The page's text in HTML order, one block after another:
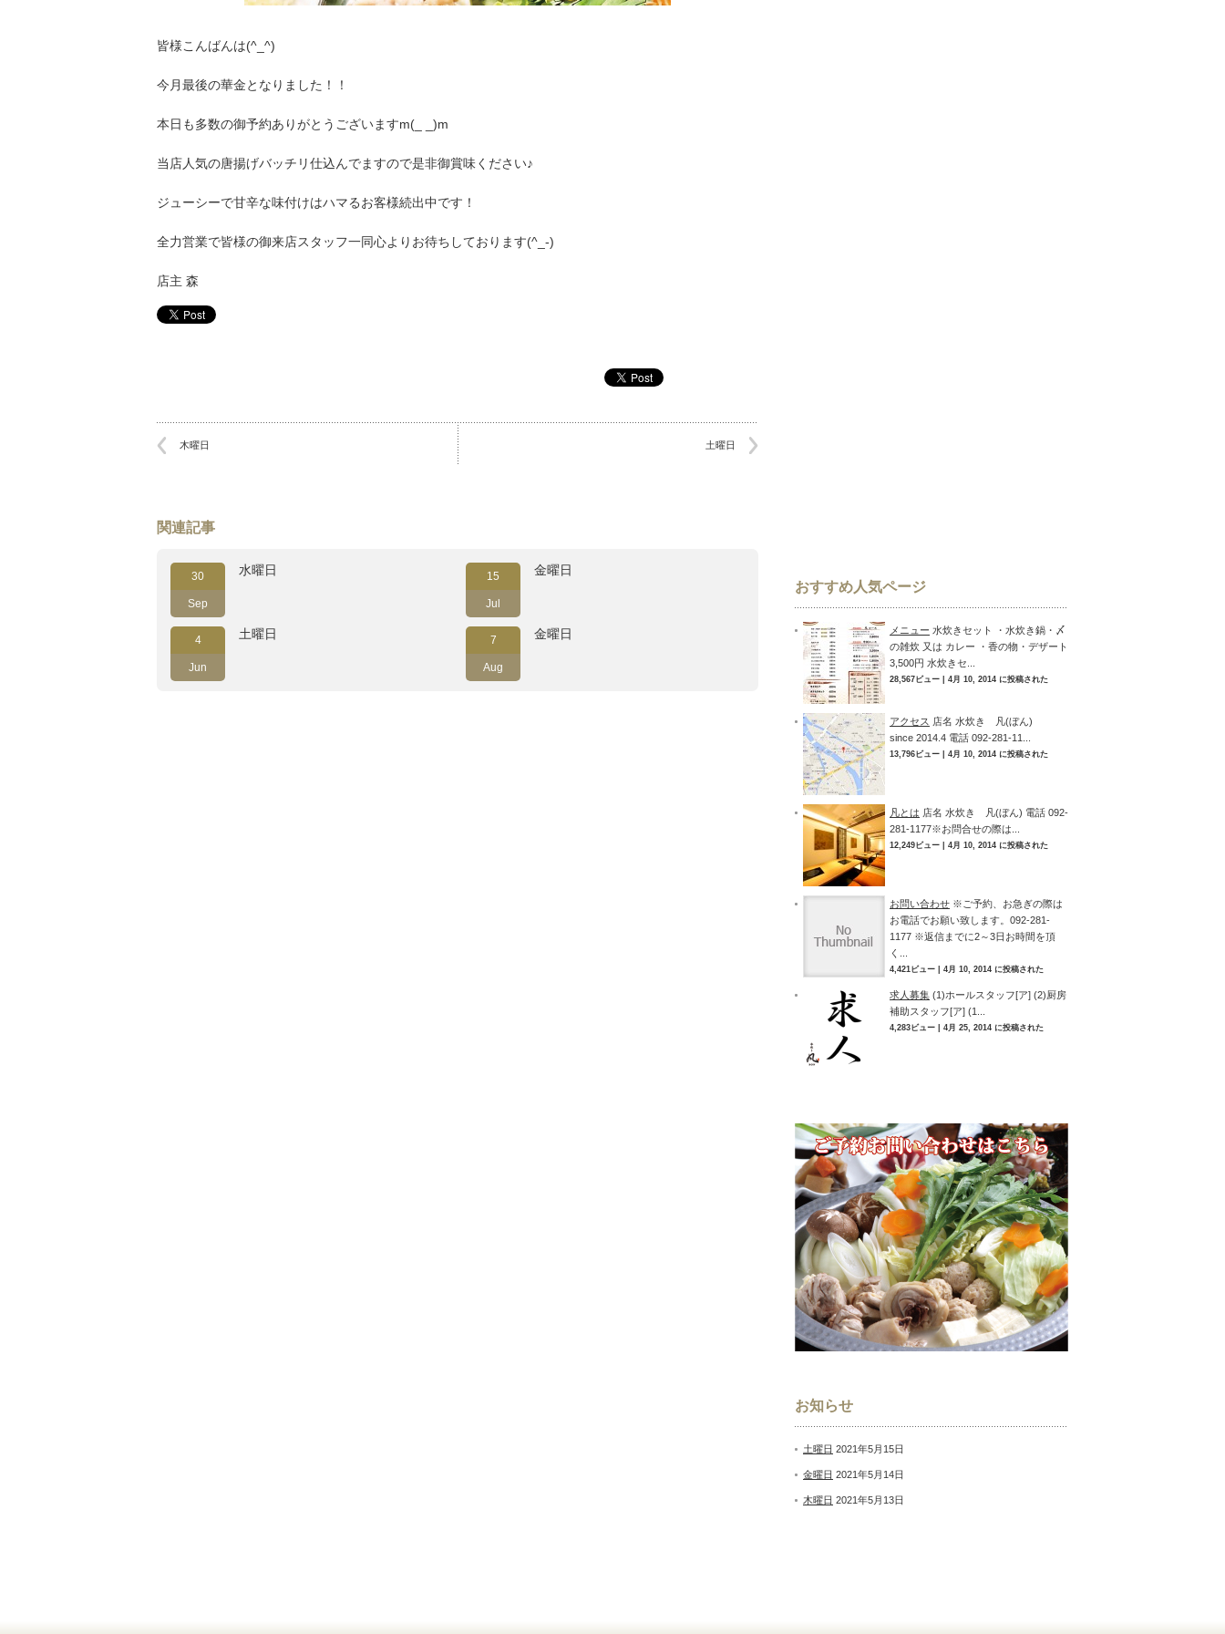
皆様こんばんは(^_^)
今月最後の華金となりました！！
本日も多数の御予約ありがとうございますm(_ _)m
当店人気の唐揚げバッチリ仕込んでますので是非御賞味ください♪
ジューシーで甘辛な味付けはハマるお客様続出中です！
全力営業で皆様の御来店スタッフ一同心よりお待ちしております(^_-)
店主 森
木曜日 土曜日
関連記事
30
Sep
水曜日 15
Jul
金曜日
4
Jun
土曜日 7
Aug
金曜日
おすすめ人気ページ
メニュー 水炊きセット ・水炊き鍋・〆
の雑炊 又は カレー ・香の物・デザート
3,500円 水炊きセ...
28,567ビュー 4月 10, 2014 に投稿された
アクセス 店名 水炊き 凡(ぼん)
since 2014.4 電話 092-281-11...
13,796ビュー 4月 10, 2014 に投稿された
凡とは 店名 水炊き 凡(ぼん) 電話 092-
281-1177※お問合せの際は...
12,249ビュー 4月 10, 2014 に投稿された
お問い合わせ ※ご予約、お急ぎの際は
お電話でお願い致します。092-281-
1177 ※返信までに2～3日お時間を頂
く...
4,421ビュー 4月 10, 2014 に投稿された
求人募集 (1)ホールスタッフ[ア] (2)厨房
補助スタッフ[ア] (1...
4,283ビュー 4月 25, 2014 に投稿された
お知らせ
土曜日 2021年5月15日
金曜日 2021年5月14日
木曜日 2021年5月13日